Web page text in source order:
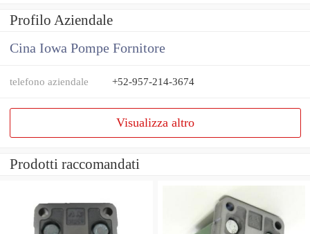
Profilo Aziendale
Cina Iowa Pompe Fornitore
telefono aziendale +52-957-214-3674
Visualizza altro
Prodotti raccomandati